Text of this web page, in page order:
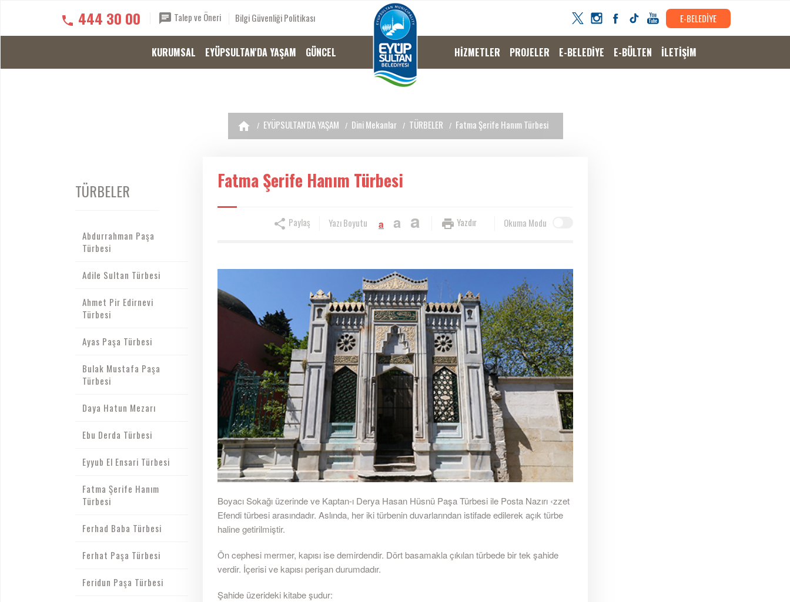
444 30 00 Talep ve Öneri Bilgi Güvenliği Politikası E-BELEDİYE
KURUMSAL EYÜPSULTAN'DA YAŞAM GÜNCEL HİZMETLER PROJELER E-BELEDİYE E-BÜLTEN İLETİŞİM
EYÜPSULTAN'DA YAŞAM Dini Mekanlar TÜRBELER Fatma Şerife Hanım Türbesi
TÜRBELER
Abdurrahman Paşa
Türbesi
Adile Sultan Türbesi
Ahmet Pir Edirnevi
Türbesi
Ayas Paşa Türbesi
Bulak Mustafa Paşa
Türbesi
Daya Hatun Mezarı
Ebu Derda Türbesi
Eyyub El Ensari Türbesi
Fatma Şerife Hanım
Türbesi
Ferhad Baba Türbesi
Ferhat Paşa Türbesi
Feridun Paşa Türbesi
Fatma Şerife Hanım Türbesi
Okuma Modu
Yazdır
Yazı Boyutu a a a
Paylaş
Boyacı Sokağı üzerinde ve Kaptan-ı Derya Hasan Hüsnü Paşa Türbesi ile Posta Nazırı ‹zzet
Efendi türbesi arasındadır. Aslında, her iki türbenin duvarlarından istifade edilerek açık türbe
haline getirilmiştir.
Ön cephesi mermer, kapısı ise demirdendir. Dört basamakla çıkılan türbede bir tek şahide
verdir. İçerisi ve kapısı perişan durumdadır.
Şahide üzerideki kitabe şudur: